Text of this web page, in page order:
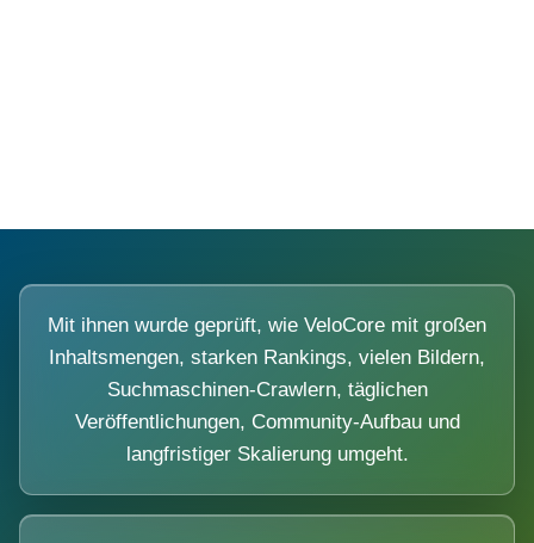
Mit ihnen wurde geprüft, wie VeloCore mit großen
Inhaltsmengen, starken Rankings, vielen Bildern,
Suchmaschinen-Crawlern, täglichen
Veröffentlichungen, Community-Aufbau und
langfristiger Skalierung umgeht.